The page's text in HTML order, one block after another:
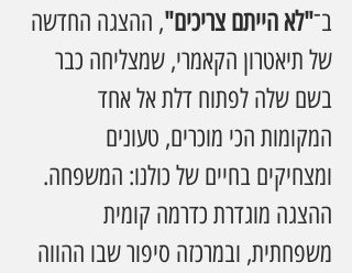
ב־"לא הייתם צריכים", ההצגה החדשה
של תיאטרון הקאמרי, שמצליחה כבר
בשם שלה לפתוח דלת אל אחד
המקומות הכי מוכרים, טעונים
ומצחיקים בחיים של כולנו: המשפחה.
ההצגה מוגדרת כדרמה קומית
משפחתית, ובמרכזה סיפור שבו ההווה